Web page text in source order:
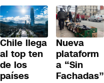
Chile llega
al top ten
de los
países
Nueva
plataform
a “Sin
Fachadas”